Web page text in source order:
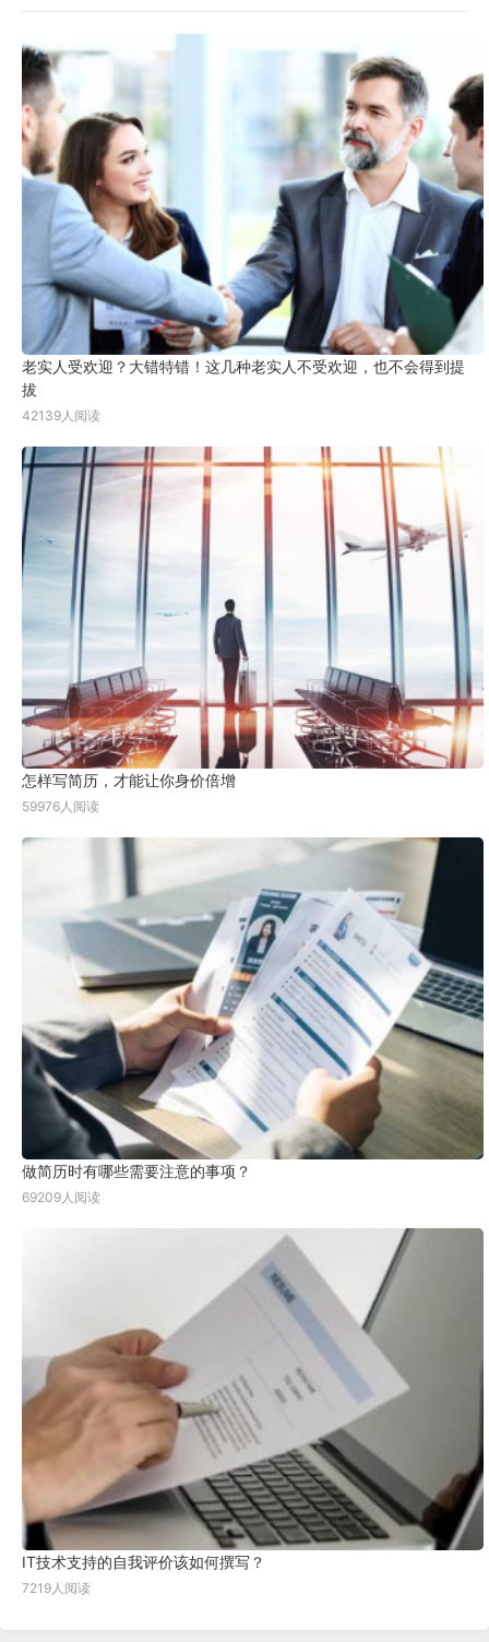
老实人受欢迎？大错特错！这几种老实人不受欢迎，也不会得到提
拔
42139人阅读
怎样写简历，才能让你身价倍增
59976人阅读
做简历时有哪些需要注意的事项？
69209人阅读
IT技术支持的自我评价该如何撰写？
7219人阅读